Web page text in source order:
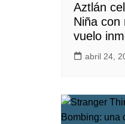
Aztlán
Niña con
vuelo
abril 24,